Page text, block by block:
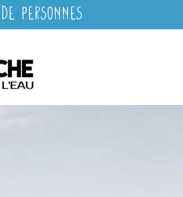
personnes